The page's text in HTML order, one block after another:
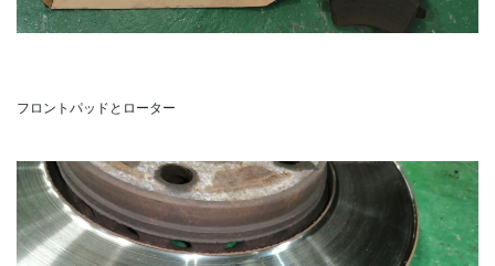
フロントパッドとローター